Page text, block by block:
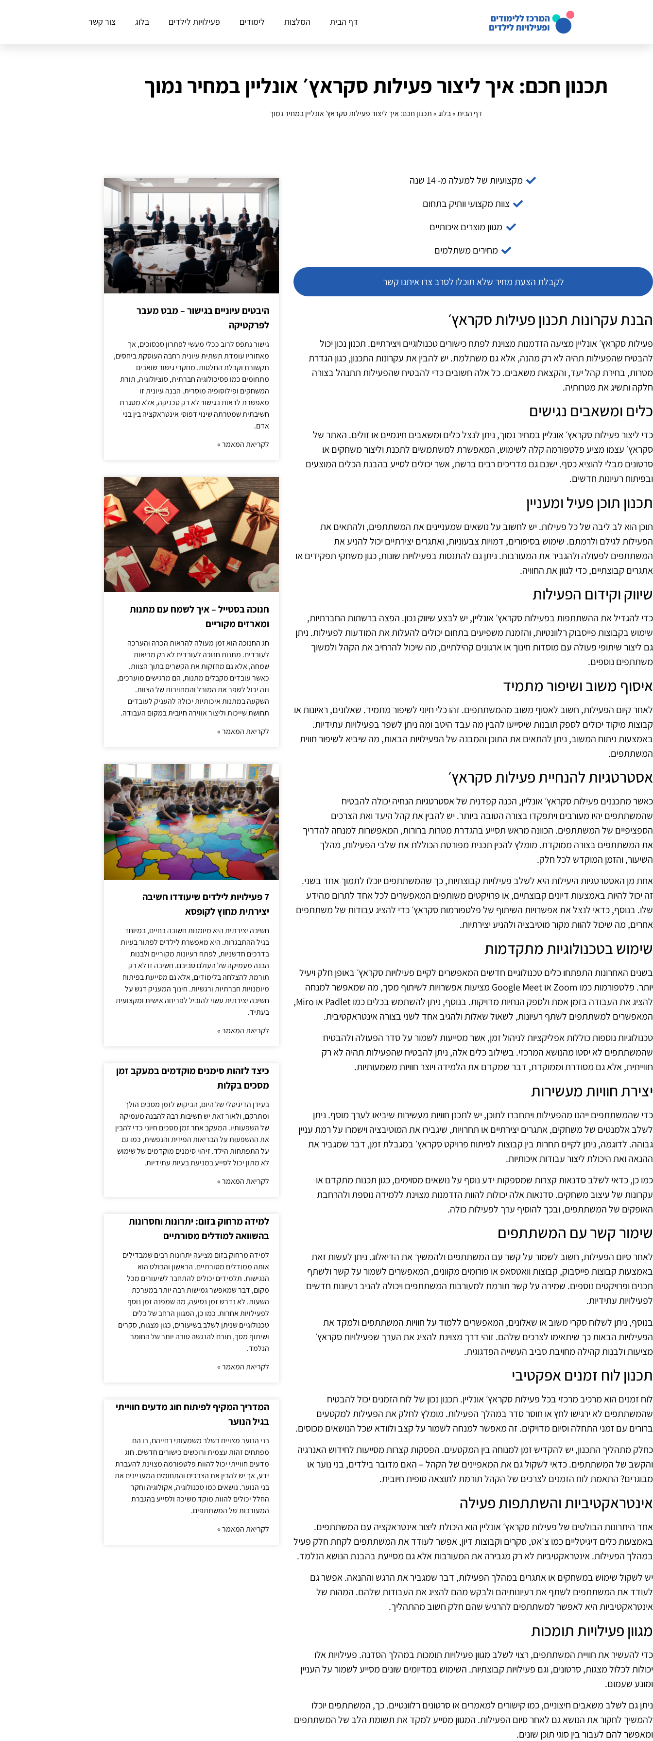
דף הבית המלצות לימודים פעילויות לילדים בלוג צור קשר
תכנון חכם: איך ליצור פעילות סקראץ׳ אונליין במחיר נמוך
דף הבית»בלוג»תכנון חכם: איך ליצור פעילות סקראץ׳ אונליין במחיר נמוך
מקצועיות של למעלה מ- 14 שנה
צוות מקצועי וותיק בתחום
מגוון מוצרים איכותיים
מחירים משתלמים
לקבלת הצעת מחיר שלא תוכלו לסרב צרו איתנו קשר
הבנת עקרונות תכנון פעילות סקראץ׳
פעילות סקראץ׳ אונליין מציעה הזדמנות מצוינת לפתח כישורים טכנולוגיים ויצירתיים. תכנון נכון יכול
להבטיח שהפעילות תהיה לא רק מהנה, אלא גם משתלמת. יש להבין את עקרונות התכנון, כגון הגדרת
מטרות, בחירת קהל יעד, והקצאת משאבים. כל אלה חשובים כדי להבטיח שהפעילות תתנהל בצורה
חלקה ותשיג את מטרותיה.
כלים ומשאבים נגישים
כדי ליצור פעילות סקראץ׳ אונליין במחיר נמוך, ניתן לנצל כלים ומשאבים חינמיים או זולים. האתר של
סקראץ׳ עצמו מציע פלטפורמה קלה לשימוש, המאפשרת למשתמשים לתכנת וליצור משחקים או
סרטונים מבלי להוציא כסף. ישנם גם מדריכים רבים ברשת, אשר יכולים לסייע בהבנת הכלים המוצעים
ובפיתוח רעיונות חדשים.
תכנון תוכן פעיל ומעניין
תוכן הוא לב ליבה של כל פעילות. יש לחשוב על נושאים שמעניינים את המשתתפים, ולהתאים את
הפעילות לגילם ולרמתם. שימוש בסיפורים, דמויות צבעוניות, ואתגרים יצירתיים יכול להניע את
המשתתפים לפעולה ולהגביר את המעורבות. ניתן גם להתנסות בפעילויות שונות, כגון משחקי תפקידים או
אתגרים קבוצתיים, כדי לגוון את החוויה.
שיווק וקידום הפעילות
כדי להגדיל את ההשתתפות בפעילות סקראץ׳ אונליין, יש לבצע שיווק נכון. הפצה ברשתות החברתיות,
שימוש בקבוצות פייסבוק רלוונטיות, והזמנת משפיעים בתחום יכולים להעלות את המודעות לפעילות. ניתן
גם ליצור שיתופי פעולה עם מוסדות חינוך או ארגונים קהילתיים, מה שיכול להרחיב את הקהל ולמשוך
משתתפים נוספים.
איסוף משוב ושיפור מתמיד
לאחר קיום הפעילות, חשוב לאסוף משוב מהמשתתפים. זהו כלי חיוני לשיפור מתמיד. שאלונים, ראיונות או
קבוצות מיקוד יכולים לספק תובנות שיסייעו להבין מה עבד היטב ומה ניתן לשפר בפעילויות עתידיות.
באמצעות ניתוח המשוב, ניתן להתאים את התוכן והמבנה של הפעילויות הבאות, מה שיביא לשיפור חווית
המשתתפים.
אסטרטגיות להנחיית פעילות סקראץ׳
כאשר מתכננים פעילות סקראץ׳ אונליין, הכנה קפדנית של אסטרטגיות הנחיה יכולה להבטיח
שהמשתתפים יהיו מעורבים ויתפקדו בצורה הטובה ביותר. יש להבין את קהל היעד ואת הצרכים
הספציפיים של המשתתפים. הכוונה מראש תסייע בהגדרת מטרות ברורות, המאפשרות למנחה להדריך
את המשתתפים בצורה ממוקדת. מומלץ להכין תכנית מפורטת הכוללת את שלבי הפעילות, מהלך
השיעור, והזמן המוקדש לכל חלק.
אחת מן האסטרטגיות היעילות היא לשלב פעילויות קבוצתיות, כך שהמשתתפים יוכלו לתמוך אחד בשני.
זה יכול להיות באמצעות דיונים קבוצתיים, או פרויקטים משותפים המאפשרים לכל אחד לתרום מהידע
שלו. בנוסף, כדאי לנצל את אפשרויות השיתוף של פלטפורמות סקראץ׳ כדי להציג עבודות של משתתפים
אחרים, מה שיכול להוות מקור מוטיבציה ולהניע יצירתיות.
שימוש בטכנולוגיות מתקדמות
בשנים האחרונות התפתחו כלים טכנולוגיים חדשים המאפשרים לקיים פעילויות סקראץ׳ באופן חלק ויעיל
יותר. פלטפורמות כמו Zoom או Google Meet מציעות אפשרויות לשיתוף מסך, מה שמאפשר למנחה
להציג את העבודה בזמן אמת ולספק הנחיות מדויקות. בנוסף, ניתן להשתמש בכלים כמו Padlet או Miro,
המאפשרים למשתתפים לשתף רעיונות, לשאול שאלות ולהגיב אחד לשני בצורה אינטראקטיבית.
טכנולוגיות נוספות כוללות אפליקציות לניהול זמן, אשר מסייעות לשמור על סדר הפעולה ולהבטיח
שהמשתתפים לא יסטו מהנושא המרכזי. בשילוב כלים אלה, ניתן להבטיח שהפעילות תהיה לא רק
חווייתית, אלא גם מסודרת וממוקדת, דבר שמקדם את הלמידה ויוצר חוויות משמעותיות.
יצירת חוויות מעשירות
כדי שהמשתתפים ייהנו מהפעילות ויתחברו לתוכן, יש לתכנן חוויות מעשירות שיביאו לערך מוסף. ניתן
לשלב אלמנטים של משחקים, אתגרים יצירתיים או תחרויות, שיגבירו את המוטיבציה וישמרו על רמת עניין
גבוהה. לדוגמה, ניתן לקיים תחרות בין קבוצות לפיתוח פרויקט סקראץ׳ במגבלת זמן, דבר שמגביר את
ההנאה ואת היכולת ליצור עבודות איכותיות.
כמו כן, כדאי לשלב סדנאות קצרות שמספקות ידע נוסף על נושאים מסוימים, כגון תכנות מתקדם או
עקרונות של עיצוב משחקים. סדנאות אלה יכולות להוות הזדמנות מצוינת ללמידה נוספת ולהרחבת
האופקים של המשתתפים, ובכך להוסיף ערך לפעילות כולה.
שימור קשר עם המשתתפים
לאחר סיום הפעילות, חשוב לשמור על קשר עם המשתתפים ולהמשיך את הדיאלוג. ניתן לעשות זאת
באמצעות קבוצות פייסבוק, קבוצות וואטסאפ או פורומים מקוונים, המאפשרים לשמור על קשר ולשתף
תכנים ופרויקטים נוספים. שמירה על קשר תורמת למעורבות המשתתפים ויכולה להניב רעיונות חדשים
לפעילויות עתידיות.
בנוסף, ניתן לשלוח סקרי משוב או שאלונים, המאפשרים ללמוד על חוויות המשתתפים ולמקד את
הפעילויות הבאות כך שיתאימו לצרכים שלהם. זוהי דרך מצוינת להציג את הערך שפעילויות סקראץ׳
מציעות ולבנות קהילה מחויבת סביב העשייה הפדגוגית.
תכנון לוח זמנים אפקטיבי
לוח זמנים הוא מרכיב מרכזי בכל פעילות סקראץ׳ אונליין. תכנון נכון של לוח הזמנים יכול להבטיח
שהמשתתפים לא ירגישו לחץ או חוסר סדר במהלך הפעילות. מומלץ לחלק את הפעילות למקטעים
ברורים עם זמני התחלה וסיום מדויקים. זה מאפשר למנחה לשמור על קצב ולוודא שכל הנושאים מכוסים.
כחלק מתהליך התכנון, יש להקדיש זמן למנוחה בין המקטעים. הפסקות קצרות מסייעות לחידוש האנרגיה
והקשב של המשתתפים. כדאי לשקול גם את המאפיינים של הקהל – האם מדובר בילדים, בני נוער או
מבוגרים? התאמת לוח הזמנים לצרכים של הקהל תורמת לתוצאה סופית חיובית.
אינטראקטיביות והשתתפות פעילה
אחד היתרונות הבולטים של פעילות סקראץ׳ אונליין הוא היכולת ליצור אינטראקציה עם המשתתפים.
באמצעות כלים דיגיטליים כמו צ'אט, סקרים וקבוצות דיון, אפשר לעודד את המשתתפים לקחת חלק פעיל
במהלך הפעילות. אינטראקטיביות לא רק מגבירה את המעורבות אלא גם מסייעת בהבנת הנושא הנלמד.
יש לשקול שימוש במשחקים או אתגרים במהלך הפעילות, דבר שמגביר את הרגש וההנאה. אפשר גם
לעודד את המשתתפים לשתף את רעיונותיהם ולבקש מהם להציג את העבודות שלהם. המהות של
אינטראקטיביות היא לאפשר למשתתפים להרגיש שהם חלק חשוב מהתהליך.
מגוון פעילויות תומכות
כדי להעשיר את חוויית המשתתפים, רצוי לשלב מגוון פעילויות תומכות במהלך הסדנה. פעילויות אלו
יכולות לכלול מצגות, סרטונים, וגם פעילויות קבוצתיות. השימוש במדיומים שונים מסייע לשמור על העניין
ומונע שעמום.
ניתן גם לשלב משאבים חיצוניים, כמו קישורים למאמרים או סרטונים רלוונטיים. כך, המשתתפים יוכלו
להמשיך לחקור את הנושא גם לאחר סיום הפעילות. המגוון מסייע למקד את תשומת הלב של המשתתפים
ומאפשר להם לעבור בין סוגי תוכן שונים.
היבטים עיוניים בגישור – מבט מעבר
לפרקטיקה
גישור נתפס לרוב ככלי מעשי לפתרון סכסוכים, אך
מאחוריו עומדת תשתית עיונית רחבה העוסקת ביחסים,
תקשורת וקבלת החלטות. מחקרי גישור שואבים
מתחומים כמו פסיכולוגיה חברתית, סוציולוגיה, תורת
המשחקים ופילוסופיה מוסרית. הבנה עיונית זו
מאפשרת לראות בגישור לא רק טכניקה, אלא מסגרת
חשיבתית שמטרתה שינוי דפוסי אינטראקציה בין בני
אדם.
לקריאת המאמר »
חנוכה בסטייל – איך לשמח עם מתנות
ומארזים מקוריים
חג החנוכה הוא זמן מעולה להראות הכרה והערכה
לעובדים. מתנות חנוכה לעובדים לא רק מביאות
שמחה, אלא גם מחזקות את הקשרים בתוך הצוות.
כאשר עובדים מקבלים מתנות, הם מרגישים מוערכים,
וזה יכול לשפר את המורל והמחויבות של הצוות.
השקעה במתנות איכותיות יכולה להעניק לעובדים
תחושת שייכות וליצור אווירה חיובית במקום העבודה.
לקריאת המאמר »
7 פעילויות לילדים שיעודדו חשיבה
יצירתית מחוץ לקופסא
חשיבה יצירתית היא מיומנות חשובה בחיים, במיוחד
בגיל ההתבגרות. היא מאפשרת לילדים לפתור בעיות
בדרכים חדשניות, לפתח רעיונות מקוריים ולבנות
הבנה מעמיקה של העולם סביבם. חשיבה זו לא רק
תורמת להצלחה בלימודים, אלא גם מסייעת בפיתוח
מיומנויות חברתיות ורגשיות. חינוך המעניק דגש על
חשיבה יצירתית עשוי להוביל לפריחה אישית ומקצועית
בעתיד.
לקריאת המאמר »
כיצד לזהות סימנים מוקדמים במעקב זמן
מסכים בקלות
בעידן הדיגיטלי של היום, הביקוש לזמן מסכים הולך
ומתרקם, ולאור זאת יש חשיבות רבה להבנה מעמיקה
של השפעותיו. המעקב אחר זמן מסכים חיוני כדי להבין
את ההשפעות על הבריאות הפיזית והנפשית, כמו גם
על התפתחות הילד. זיהוי סימנים מוקדמים של שימוש
לא מתון יכול לסייע במניעת בעיות עתידיות.
לקריאת המאמר »
למידה מרחוק בזום: יתרונות וחסרונות
בהשוואה למודלים מסורתיים
למידה מרחוק בזום מציעה יתרונות רבים שמבדילים
אותה ממודלים מסורתיים. הראשון והבולט הוא
הנגישות. תלמידים יכולים להתחבר לשיעורים מכל
מקום, דבר שמאפשר גמישות רבה יותר במערכת
השעות. לא נדרש זמן נסיעה, מה שמפנה זמן נוסף
לפעילויות אחרות. כמו כן, המגוון הרחב של כלים
טכנולוגיים שניתן לשלב בשיעורים, כגון מצגות, סקרים
ושיתוף מסך, תורם להנגשה טובה יותר של החומר
הנלמד.
לקריאת המאמר »
המדריך המקיף לפיתוח חוג מדעים חווייתי
בגיל הנוער
בני הנוער מצויים בשלב משמעותי בחייהם, בו הם
מפתחים זהות עצמית ורוכשים כישורים חדשים. חוג
מדעים חווייתי יכול להוות פלטפורמה מצוינת להעברת
ידע, אך יש להבין את הצרכים והתחומים המעניינים את
בני הנוער. נושאים כמו טכנולוגיה, אקולוגיה וחקר
החלל יכולים להוות מוקד משיכה ולסייע בהגברת
המעורבות של המשתתפים.
לקריאת המאמר »